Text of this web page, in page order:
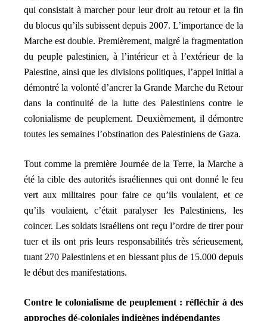
qui consistait à marcher pour leur droit au retour et la fin
du blocus qu’ils subissent depuis 2007. L’importance de la
Marche est double. Premièrement, malgré la fragmentation
du peuple palestinien, à l’intérieur et à l’extérieur de la
Palestine, ainsi que les divisions politiques, l’appel initial a
démontré la volonté d’ancrer la Grande Marche du Retour
dans la continuité de la lutte des Palestiniens contre le
colonialisme de peuplement. Deuxièmement, il démontre
toutes les semaines l’obstination des Palestiniens de Gaza.
Tout comme la première Journée de la Terre, la Marche a
été la cible des autorités israéliennes qui ont donné le feu
vert aux militaires pour faire ce qu’ils voulaient, et ce
qu’ils voulaient, c’était paralyser les Palestiniens, les
coincer. Les soldats israéliens ont reçu l’ordre de tirer pour
tuer et ils ont pris leurs responsabilités très sérieusement,
tuant 270 Palestiniens et en blessant plus de 15.000 depuis
le début des manifestations.
Contre le colonialisme de peuplement : réfléchir à des
approches dé-coloniales indigènes indépendantes